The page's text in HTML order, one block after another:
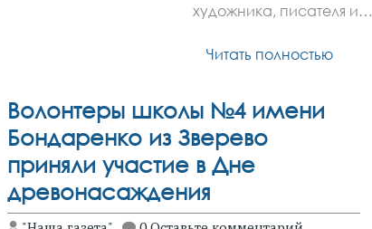
художника, писателя и…
Читать полностью
Волонтеры школы №4 имени
Бондаренко из Зверево
приняли участие в Дне
древонасаждения